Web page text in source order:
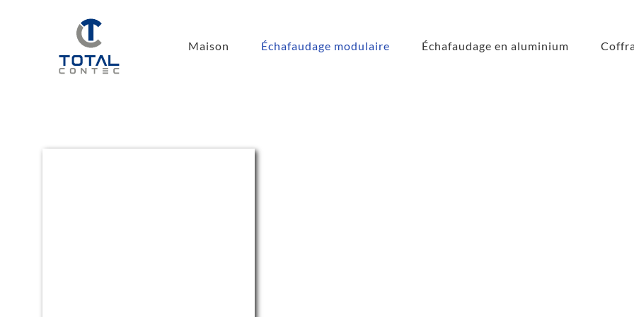
Maison Échafaudage modulaire Échafaudage en aluminium